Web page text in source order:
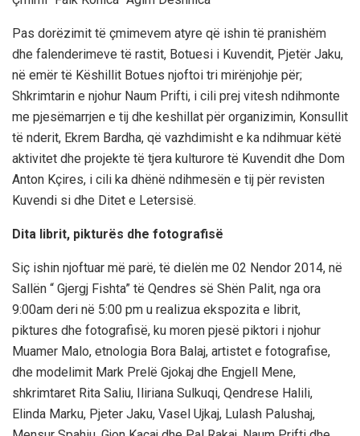
Pas dorëzimit të çmimevem atyre që ishin të pranishëm
dhe falenderimeve të rastit, Botuesi i Kuvendit, Pjetër Jaku,
në emër të Këshillit Botues njoftoi tri mirënjohje për;
Shkrimtarin e njohur Naum Prifti, i cili prej vitesh ndihmonte
me pjesëmarrjen e tij dhe keshillat për organizimin, Konsullit
të nderit, Ekrem Bardha, që vazhdimisht e ka ndihmuar këtë
aktivitet dhe projekte të tjera kulturore të Kuvendit dhe Dom
Anton Kçires, i cili ka dhënë ndihmesën e tij për revisten
Kuvendi si dhe Ditet e Letersisë.
Dita librit, pikturës dhe fotografisë
Siç ishin njoftuar më parë, të dielën me 02 Nendor 2014, në
Sallën “ Gjergj Fishta” të Qendres së Shën Palit, nga ora
9:00am deri në 5:00 pm u realizua ekspozita e librit,
piktures dhe fotografisë, ku moren pjesë piktori i njohur
Muamer Malo, etnologia Bora Balaj, artistet e fotografise,
dhe modelimit Mark Prelë Gjokaj dhe Engjell Mene,
shkrimtaret Rita Saliu, Iliriana Sulkuqi, Qendrese Halili,
Elinda Marku, Pjeter Jaku, Vasel Ujkaj, Lulash Palushaj,